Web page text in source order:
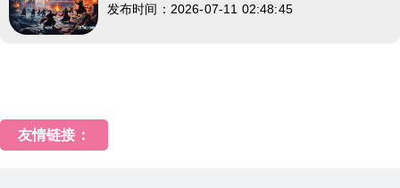
发布时间：2026-07-11 02:48:45
友情链接：